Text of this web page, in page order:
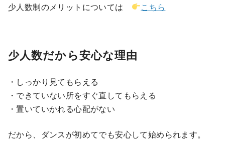
少人数制のメリットについては こちら
少人数だから安心な理由
・しっかり見てもらえる
・できていない所をすぐ直してもらえる
・置いていかれる心配がない
だから、ダンスが初めてでも安心して始められます。